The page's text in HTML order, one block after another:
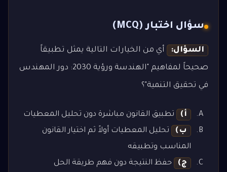
سؤال اختبار (MCQ)
السؤال: أي من الخيارات التالية يمثل تطبيقاً
صحيحاً لمفاهيم "الهندسة ورؤية 2030: دور المهندس
في تحقيق التنمية"؟
أ)
تطبيق القانون مباشرة دون تحليل المعطيات
ب)
تحليل المعطيات أولاً ثم اختيار القانون
المناسب وتطبيقه
ج)
حفظ النتيجة دون فهم طريقة الحل